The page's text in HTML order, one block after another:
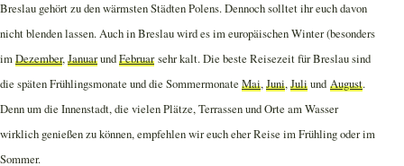
Breslau gehört zu den wärmsten Städten Polens. Dennoch solltet ihr euch davon
nicht blenden lassen. Auch in Breslau wird es im europäischen Winter (besonders
imDezember,JanuarundFebruarsehr kalt. Die beste Reisezeit für Breslau sind
die späten Frühlingsmonate und die Sommermonate Mai,Juni,Juliund August.
Denn um die Innenstadt, die vielen Plätze, Terrassen und Orte am Wasser
wirklich genießen zu können, empfehlen wir euch eher Reise im Frühling oder im
Sommer.